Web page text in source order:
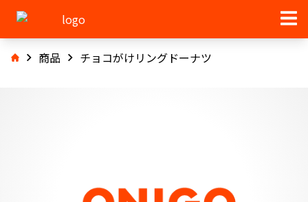
商品 チョコがけリングドーナツ